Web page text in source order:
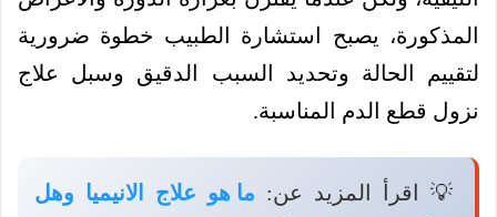
المذكورة، يصبح استشارة الطبيب خطوة ضرورية
لتقييم الحالة وتحديد السبب الدقيق وسبل علاج
نزول قطع الدم المناسبة.
💡 اقرأ المزيد عن: ما هو علاج الانيميا وهل